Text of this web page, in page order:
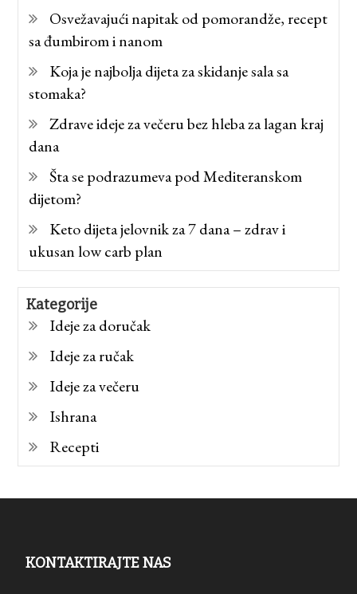
Osvežavajući napitak od pomorandže, recept
sa đumbirom i nanom
Koja je najbolja dijeta za skidanje sala sa
stomaka?
Zdrave ideje za večeru bez hleba za lagan kraj
dana
Šta se podrazumeva pod Mediteranskom
dijetom?
Keto dijeta jelovnik za 7 dana – zdrav i
ukusan low carb plan
Kategorije
Ideje za doručak
Ideje za ručak
Ideje za večeru
Ishrana
Recepti
KONTAKTIRAJTE NAS